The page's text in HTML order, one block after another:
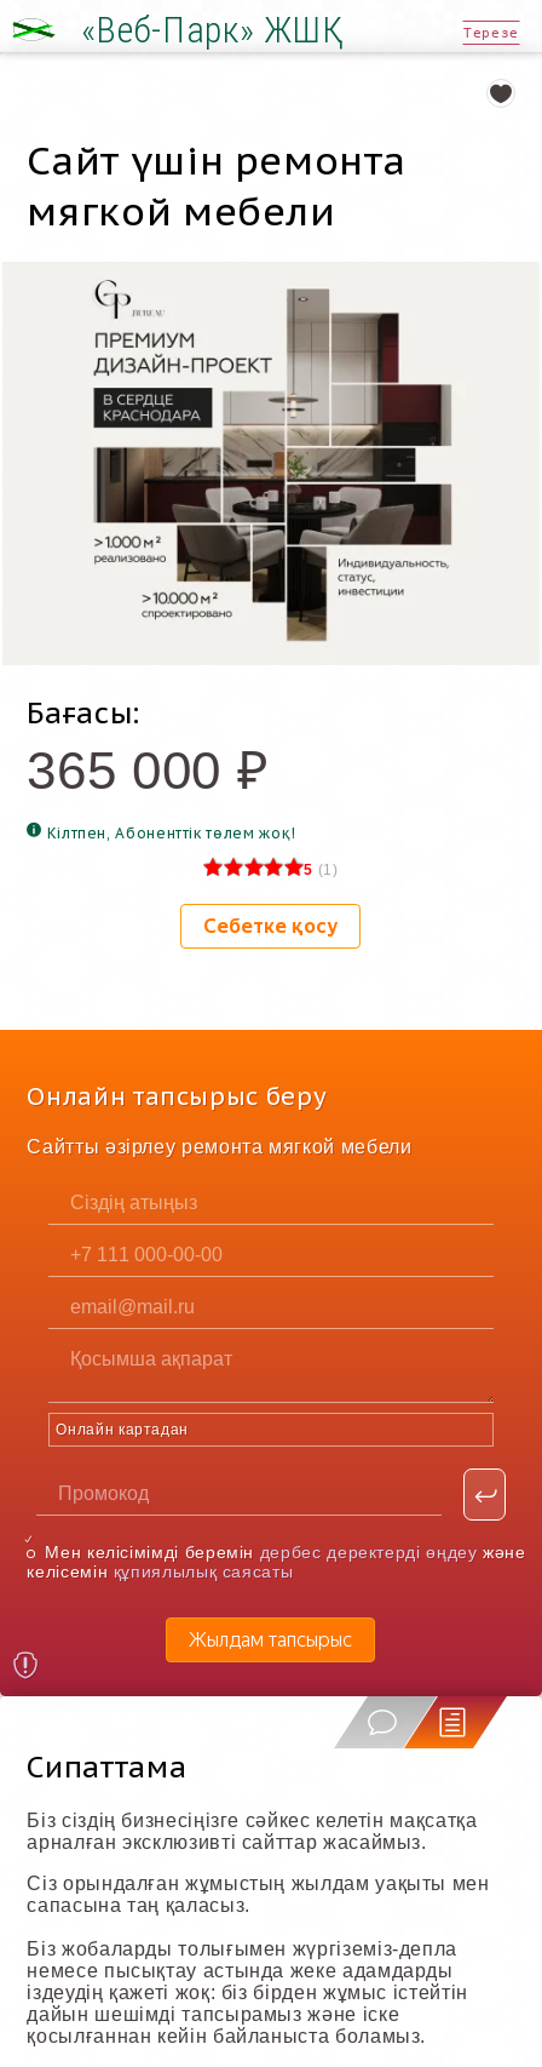
«Веб-Парк» ЖШҚ Терезе
Онлайн тапсырыс беру
Сайтты әзірлеу ремонта мягкой мебели
Онлайн картадан
Мен келісімімді беремін дербес деректерді өңдеу және
келісемін құпиялылық саясаты
Жылдам тапсырыс
Сайт үшін ремонта
мягкой мебели
Бағасы:
365 000 ₽
Кілтпен, Абоненттік төлем жоқ!
5 (1)
Себетке қосу
Сипаттама
Біз сіздің бизнесіңізге сәйкес келетін мақсатқа
арналған эксклюзивті сайттар жасаймыз.
Сіз орындалған жұмыстың жылдам уақыты мен
сапасына таң қаласыз.
Біз жобаларды толығымен жүргіземіз-депла
немесе пысықтау астында жеке адамдарды
іздеудің қажеті жоқ: біз бірден жұмыс істейтін
дайын шешімді тапсырамыз және іске
қосылғаннан кейін байланыста боламыз.